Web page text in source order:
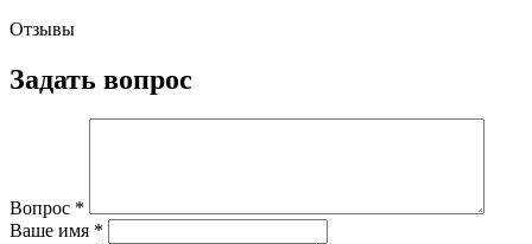
Отзывы
Задать вопрос
Вопрос *
Ваше имя *